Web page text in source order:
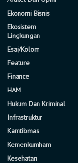
Ekonomi Bisnis
Ekosistem
Lingkungan
Esai/Kolom
Feature
Finance
HAM
Hukum Dan Kriminal
Infrastruktur
Kamtibmas
Kemenkumham
Kesehatan